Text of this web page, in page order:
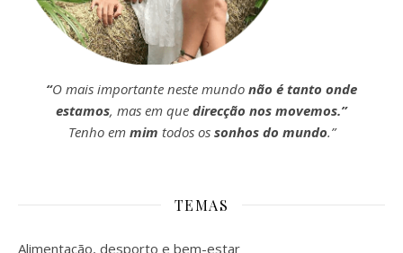
“O mais importante neste mundo não é tanto onde
estamos, mas em que direcção nos movemos.”
Tenho em mim todos ossonhos do mundo.”
TEMAS
Alimentação, desporto e bem-estar